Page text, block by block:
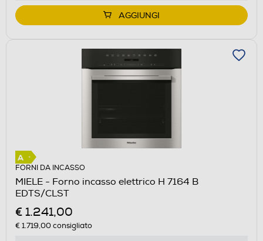
AGGIUNGI
FORNI DA INCASSO
MIELE - Forno incasso elettrico H 7164 B
EDTS/CLST
€ 1.241,00
€ 1.719,00consigliato